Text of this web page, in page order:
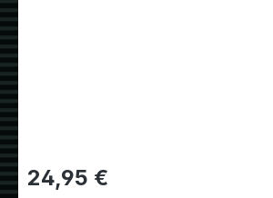
Regulärer Preis:
24,95 €